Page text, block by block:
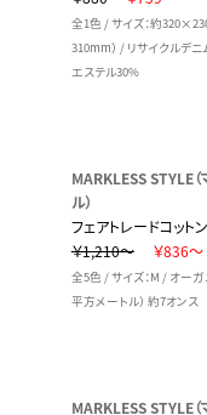
全1色 / サイズ：約
310mm） / リサイクルデニ
エステル30%
MARKLESS STYLE
ル）
フェアトレードコット
￥1,210～
￥836～
全5色 / サイズ：M / オーガ
平方メートル） 約7オンス
MARKLESS STYLE